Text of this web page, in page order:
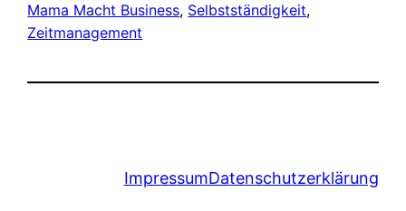
Mama Macht Business, Selbstständigkeit
Zeitmanagement
ImpressumDatenschutzerklärung